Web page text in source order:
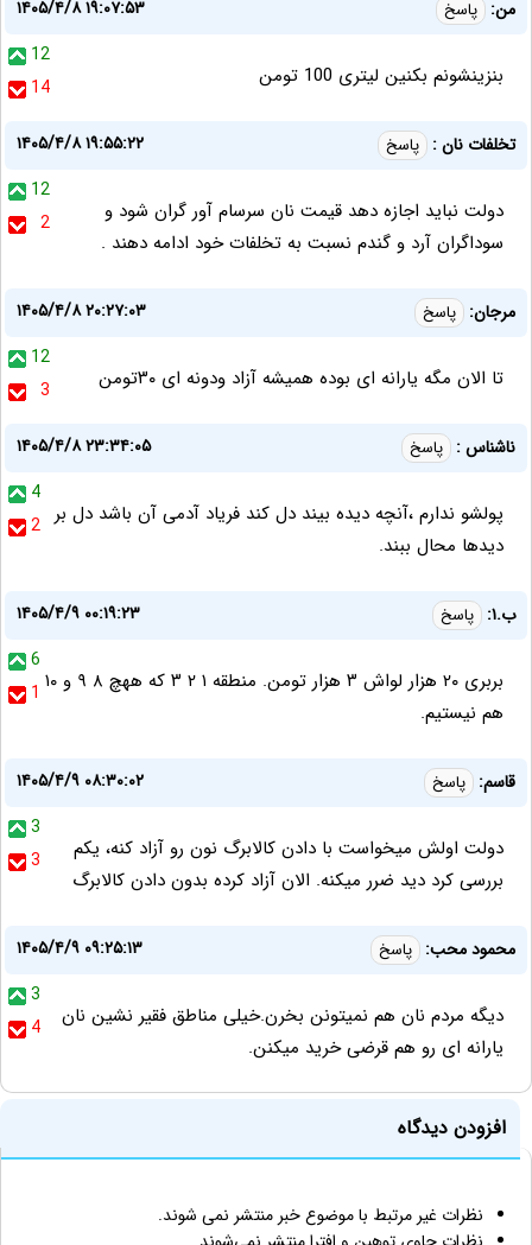
من: پاسخ
۱۴۰۵/۴/۸ ۱۹:۰۷:۵۳
12
14
بنزینشونم بکنین لیتری 100 تومن
تخلفات نان : پاسخ
۱۴۰۵/۴/۸ ۱۹:۵۵:۲۲
12
2
دولت نباید اجازه دهد قیمت نان سرسام آور گران شود و
سوداگران آرد و گندم نسبت به تخلفات خود ادامه دهند .
مرجان: پاسخ
۱۴۰۵/۴/۸ ۲۰:۲۷:۰۳
12
3
تا الان مگه یارانه ای بوده همیشه آزاد ودونه ای ۳۰تومن
ناشناس : پاسخ
۱۴۰۵/۴/۸ ۲۳:۳۴:۰۵
4
2 پولشو ندارم ،آنچه دیده بیند دل کند فریاد آدمی آن باشد دل بر
دیدها محال ببند.
ب.۱: پاسخ
۱۴۰۵/۴/۹ ۰۰:۱۹:۲۳
6
1 بربری ۲۰ هزار لواش ۳ هزار تومن. منطقه ۱ ۲ ۳ که ههچ ۸ ۹ و ۱۰
هم نیستیم.
قاسم: پاسخ
۱۴۰۵/۴/۹ ۰۸:۳۰:۰۲
3
3
دولت اولش میخواست با دادن کالابرگ نون رو آزاد کنه، یکم
بررسی کرد دید ضرر میکنه. الان آزاد کرده بدون دادن کالابرگ
محمود محب: پاسخ
۱۴۰۵/۴/۹ ۰۹:۲۵:۱۳
3
4
دیگه مردم نان هم نمیتونن بخرن.خیلی مناطق فقیر نشین نان
یارانه ای رو هم قرضی خرید میکنن.
افزودن دیدگاه
نظرات غیر مرتبط با موضوع خبر منتشر نمی شوند.